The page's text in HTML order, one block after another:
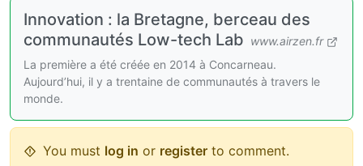
Innovation : la Bretagne, berceau des
communautés Low-tech Lab www.airzen.fr
La première a été créée en 2014 à Concarneau.
Aujourd’hui, il y a trentaine de communautés à travers le
monde.
You must log in or register to comment.